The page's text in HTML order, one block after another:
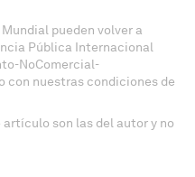
pueden volver a
Pública Internacional
NoComercial-
con nuestras condiciones de
son las del autor y no